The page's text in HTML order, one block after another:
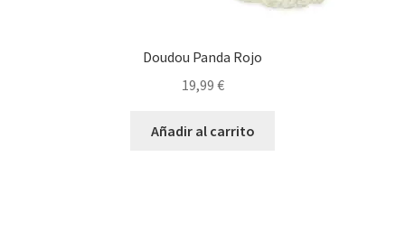
Doudou Panda Rojo
19,99 €
Añadir al carrito